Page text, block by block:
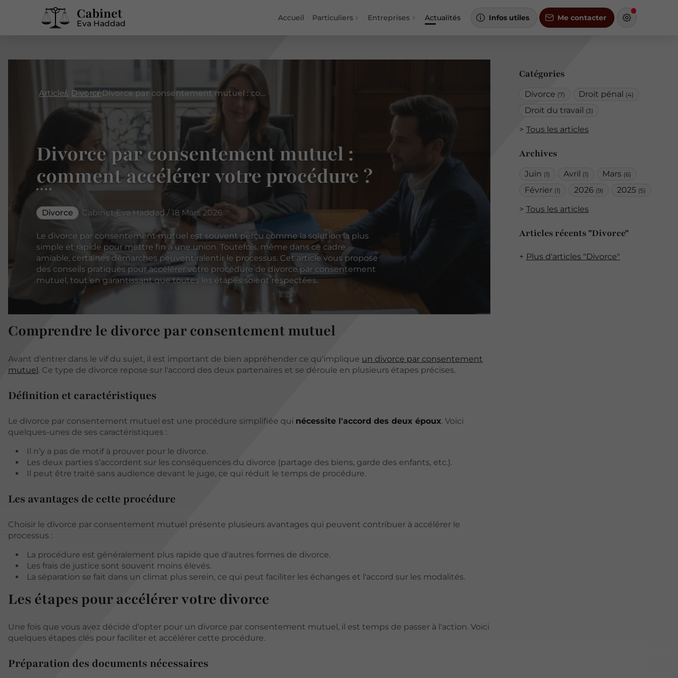
Cabinet
Eva Haddad
Accueil Particuliers Entreprises Actualités Infos utiles Me contacter
Catégories
Divorce (7) Droit pénal (4)
Droit du travail (3)
Tous les articles
Archives
Juin (1) Avril (1) Mars (6)
Février (1) 2026 (9) 2025 (5)
Tous les articles
Articles récents "Divorce"
Plus d'articles "Divorce"
Articles Divorce Divorce par consentement mutuel : comment accélérer votre procédure ?
Divorce par consentement mutuel :
comment accélérer votre procédure ?
Divorce Cabinet Eva Haddad / 18 Mars 2026
Le divorce par consentement mutuel est souvent perçu comme la solution la plus
simple et rapide pour mettre fin à une union. Toutefois, même dans ce cadre
amiable, certaines démarches peuvent ralentir le processus. Cet article vous propose
des conseils pratiques pour accélérer votre procédure de divorce par consentement
mutuel, tout en garantissant que toutes les étapes soient respectées.
Comprendre le divorce par consentement mutuel
Avant d'entrer dans le vif du sujet, il est important de bien appréhender ce qu'implique un divorce par consentement
mutuel. Ce type de divorce repose sur l'accord des deux partenaires et se déroule en plusieurs étapes précises.
Définition et caractéristiques
Le divorce par consentement mutuel est une procédure simplifiée qui nécessite l'accord des deux époux. Voici
quelques-unes de ses caractéristiques :
Il n’y a pas de motif à prouver pour le divorce.
Les deux parties s’accordent sur les conséquences du divorce (partage des biens, garde des enfants, etc.).
Il peut être traité sans audience devant le juge, ce qui réduit le temps de procédure.
Les avantages de cette procédure
Choisir le divorce par consentement mutuel présente plusieurs avantages qui peuvent contribuer à accélérer le
processus :
La procédure est généralement plus rapide que d'autres formes de divorce.
Les frais de justice sont souvent moins élevés.
La séparation se fait dans un climat plus serein, ce qui peut faciliter les échanges et l'accord sur les modalités.
Les étapes pour accélérer votre divorce
Une fois que vous avez décidé d'opter pour un divorce par consentement mutuel, il est temps de passer à l'action. Voici
quelques étapes clés pour faciliter et accélérer cette procédure.
Préparation des documents nécessaires